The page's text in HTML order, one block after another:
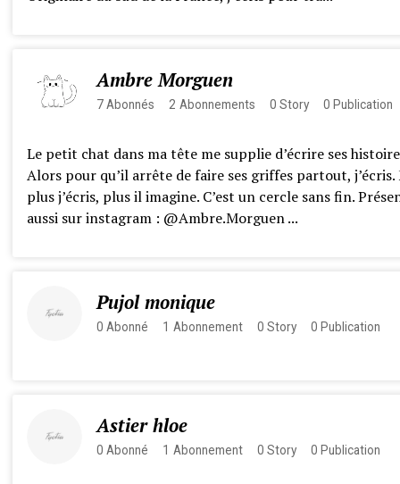
Ambre Morguen
7 Abonnés 2 Abonnements 0 Story 0 Publication
Le petit chat dans ma tête me supplie d’écrire ses
Alors pour qu’il arrête de faire ses griffes partout, j’écris.
plus j’écris, plus il imagine. C’est un cercle sans fin.
aussi sur instagram : @Ambre.Morguen ...
Pujol monique
0 Abonné 1 Abonnement 0 Story 0 Publication
Astier hloe
0 Abonné 1 Abonnement 0 Story 0 Publication